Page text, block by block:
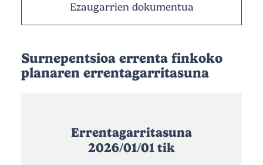
Ezaugarrien dokumentua
Surnepentsioa errenta finkoko
planaren errentagarritasuna
Errentagarritasuna
2026/01/01 tik